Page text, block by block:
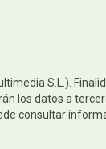
S.L.).
los datos a
consultar